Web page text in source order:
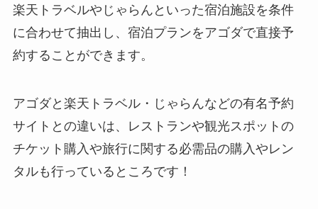
楽天トラベルやじゃらんといった宿泊施設を条件
に合わせて抽出し、宿泊プランをアゴダで直接予
約することができます。
アゴダと楽天トラベル・じゃらんなどの有名予約
サイトとの違いは、レストランや観光スポットの
チケット購入や旅行に関する必需品の購入やレン
タルも行っているところです！